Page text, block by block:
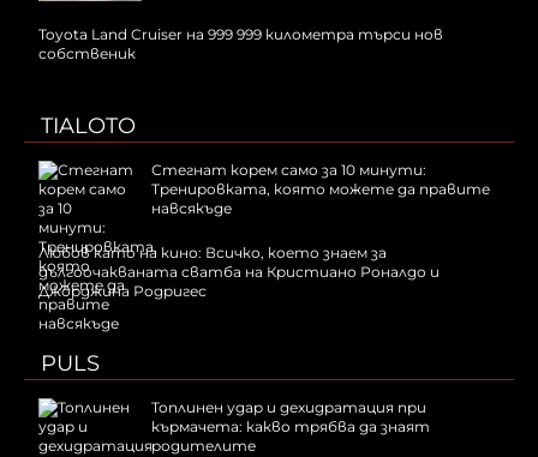
Toyota Land Cruiser на 999 999 километра търси нов
собственик
TIALOTO
Стегнат корем само за 10 минути:
Тренировката, която можете да правите
навсякъде
Любов като на кино: Всичко, което знаем за
дългоочакваната сватба на Кристиано Роналдо и
Джорджина Родригес
PULS
Топлинен удар и дехидратация при
кърмачета: какво трябва да знаят
родителите